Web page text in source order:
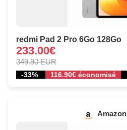
redmi Pad 2 Pro 6Go 128Go
233.00€
349.90 EUR
-33% 116.90€ économisé
Amazon